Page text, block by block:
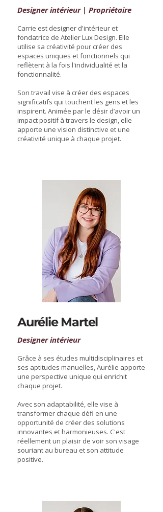
Designer intérieur | Propriétaire
Carrie est designer d'intérieur et
fondatrice de Atelier Lux Design. Elle
utilise sa créativité pour créer des
espaces uniques et fonctionnels qui
reflètent à la fois l'individualité et la
fonctionnalité.
Son travail vise à créer des espaces
significatifs qui touchent les gens et les
inspirent. Animée par le désir d’avoir un
impact positif à travers le design, elle
apporte une vision distinctive et une
créativité unique à chaque projet.
Aurélie Martel
Designer intérieur
Grâce à ses études multidisciplinaires et
ses aptitudes manuelles, Aurélie apporte
une perspective unique qui enrichit
chaque projet.
Avec son adaptabilité, elle vise à
transformer chaque défi en une
opportunité de créer des solutions
innovantes et harmonieuses. C'est
réellement un plaisir de voir son visage
souriant au bureau et son attitude
positive.